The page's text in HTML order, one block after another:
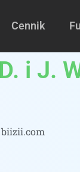
Cennik
i J.